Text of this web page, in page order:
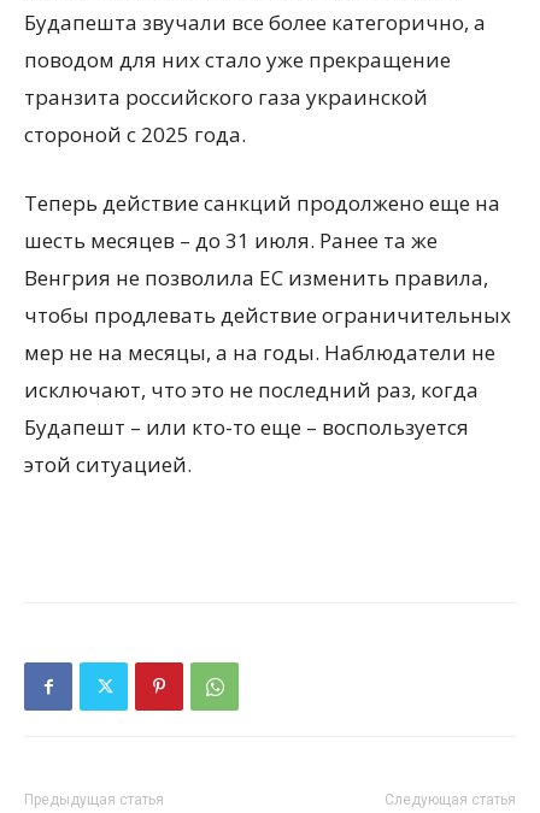
Будапешта звучали все более категорично, а
поводом для них стало уже прекращение
транзита российского газа украинской
стороной с 2025 года.
Теперь действие санкций продолжено еще на
шесть месяцев – до 31 июля. Ранее та же
Венгрия не позволила ЕС изменить правила,
чтобы продлевать действие ограничительных
мер не на месяцы, а на годы. Наблюдатели не
исключают, что это не последний раз, когда
Будапешт – или кто-то еще – воспользуется
этой ситуацией.
Предыдущая статья Следующая статья